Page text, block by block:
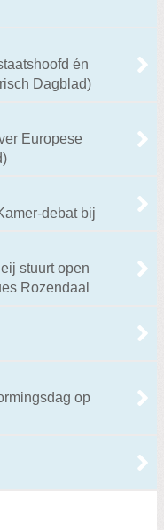
én
Dagblad)
Europese
debat bij
stuurt open
Rozendaal
op